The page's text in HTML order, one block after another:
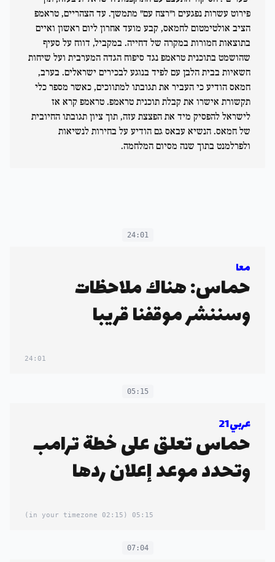
פירוט עשרות נפגעים ו"רצח עם" מתמשך. עד הצהריים, טראמפ
הציב אולטימטום לחמאס, קבע מועד אחרון ליום ראשון ואיים
בתוצאות חמורות במקרה של דחייה. במקביל, דווח על סעיף
שהושמט בתוכנית טראמפ נגד סיפוח הגדה המערבית ועל שיחות
חשאיות בבית הלבן עם לפיד בנוגע לבכירים ישראלים. בערב,
חמאס הודיע כי העביר את תגובתו למתווכים, כאשר מספר כלי
תקשורת אישרו את קבלת תוכנית טראמפ. טראמפ קרא אז
לישראל להפסיק מיד את הפצצת עזה, תוך ציון תגובתו החיובית
של חמאס. הנשיא עבאס גם הודיע על בחירות לנשיאות
ולפרלמנט בתוך שנה מסיום המלחמה.
24:01
معا
حماس: هناك ملاحظات
وسننشر موقفنا قريبا
24:01
05:15
عربي21
حماس تعلق على خطة ترامب
وتحدد موعد إعلان ردها
05:15
(02:15 in your timezone)
07:04